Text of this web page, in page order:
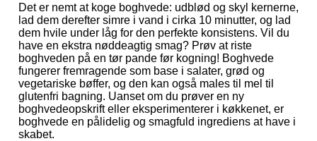
Det er nemt at koge boghvede: udblød og skyl kernerne,
lad dem derefter simre i vand i cirka 10 minutter, og lad
dem hvile under låg for den perfekte konsistens. Vil du
have en ekstra nøddeagtig smag? Prøv at riste
boghveden på en tør pande før kogning! Boghvede
fungerer fremragende som base i salater, grød og
vegetariske bøffer, og den kan også males til mel til
glutenfri bagning. Uanset om du prøver en ny
boghvedeopskrift eller eksperimenterer i køkkenet, er
boghvede en pålidelig og smagfuld ingrediens at have i
skabet.